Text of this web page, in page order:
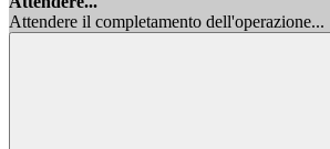
Attendere il completamento dell'operazione...